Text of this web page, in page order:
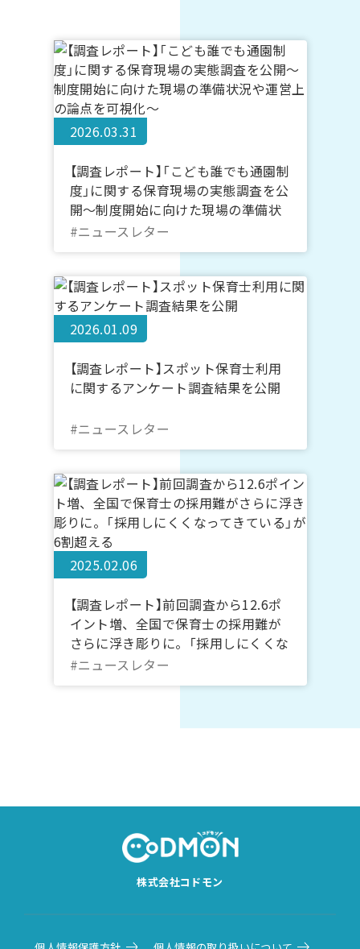
2026.03.31
【調査レポート】「こども誰でも通園制
度」に関する保育現場の実態調査を公
開～制度開始に向けた現場の準備状
況や運営上の論点を可視化～
#ニュースレター
2026.01.09
【調査レポート】スポット保育士利用
に関するアンケート調査結果を公開
#ニュースレター
2025.02.06
【調査レポート】前回調査から12.6ポ
イント増、全国で保育士の採用難が
さらに浮き彫りに。「採用しにくくな
ってきている」が6割超える
#ニュースレター
株式会社コドモン